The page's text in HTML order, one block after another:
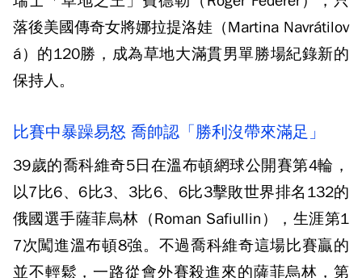
落後美國傳奇女將娜拉提洛娃（Martina Navrátilov
á）的120勝，成為草地大滿貫男單勝場紀錄新的
保持人。
比賽中暴躁易怒 喬帥認「勝利沒帶來滿足」
39歲的喬科維奇5日在溫布頓網球公開賽第4輪，
以7比6、6比3、3比6、6比3擊敗世界排名132的
俄國選手薩菲烏林（Roman Safiullin），生涯第1
7次闖進溫布頓8強。不過喬科維奇這場比賽贏的
並不輕鬆，一路從會外賽殺進來的薩菲烏林，第